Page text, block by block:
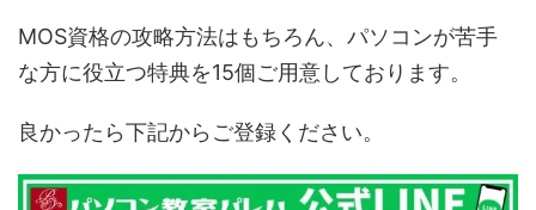
MOS資格の攻略方法はもちろん、パソコンが苦手
な方に役立つ特典を15個ご用意しております。
良かったら下記からご登録ください。